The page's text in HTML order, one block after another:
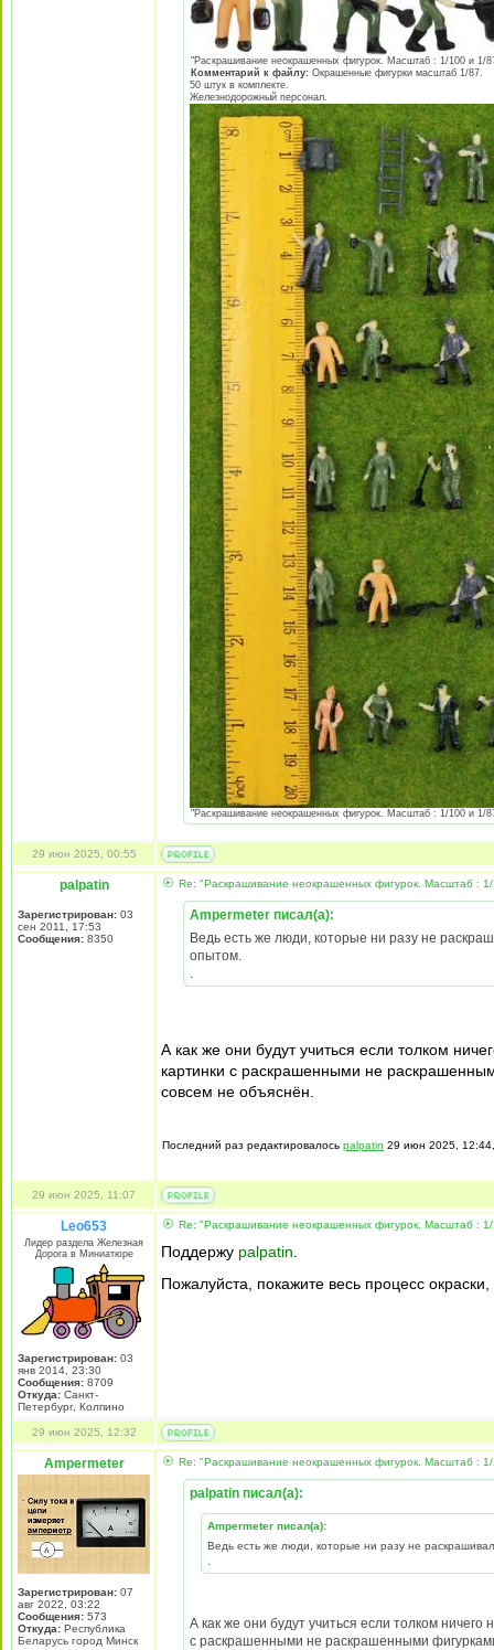
"Раскрашивание неокрашенных фигурок. Масштаб : 1/100 и 1/
Комментарий к файлу: Окрашенные фигурки масштаб 1/87.
50 штук в комплекте.
Железнодорожный персонал.
"Раскрашивание неокрашенных фигурок. Масштаб : 1/100 и 1/
29 июн 2025, 00:55
palpatin
Зарегистрирован: 03
сен 2011, 17:53
Сообщения: 8350
Re: "Раскрашивание неокрашенных фигурок. Масштаб :
Ampermeter писал(а):
Ведь есть же люди, которые ни разу не
опытом.
.
А как же они будут учиться если толком
картинки с раскрашенными не
совсем не объяснён.
Последний раз редактировалось palpatin 29 июн 2025, 12:44,
29 июн 2025, 11:07
Leo653
Лидер раздела Железная
Дорога в Миниатюре
Зарегистрирован: 03
янв 2014, 23:30
Сообщения: 8709
Откуда: Санкт-
Петербург, Колпино
Re: "Раскрашивание неокрашенных фигурок. Масштаб :
Поддержу palpatin
Пожалуйста, покажите весь процесс
29 июн 2025, 12:32
Ampermeter
Зарегистрирован: 07
авг 2022, 03:22
Сообщения: 573
Откуда: Республика
Беларусь город Минск
Re: "Раскрашивание неокрашенных фигурок. Масштаб :
palpatin писал(а):
Ampermeter писал(а):
Ведь есть же люди, которые ни разу не
А как же они будут учиться если толком
с раскрашенными не раскрашенными